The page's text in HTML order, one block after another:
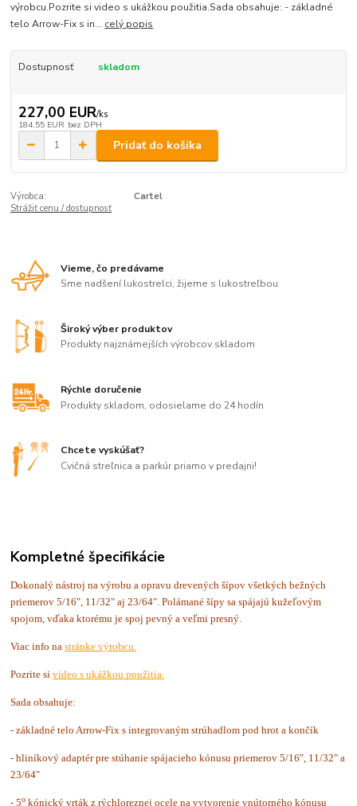
výrobcu.Pozrite si video s ukážkou použitia.Sada obsahuje: - základné
telo Arrow-Fix s in... celý popis
Dostupnosť skladom
227,00 EUR/ks
184,55 EUR bez DPH
Pridať do košíka
Výrobca:
Cartel
Strážiť cenu / dostupnosť
Vieme, čo predávame
Sme nadšení lukostrelci, žijeme s lukostreľbou
Široký výber produktov
Produkty najznámejších výrobcov skladom
Rýchle doručenie
Produkty skladom, odosielame do 24 hodín
Chcete vyskúšať?
Cvičná streľnica a parkúr priamo v predajni!
Kompletné špecifikácie
Dokonalý nástroj na výrobu a opravu drevených šípov všetkých bežných
priemerov 5/16", 11/32" aj 23/64". Polámané šípy sa spájajú kužeľovým
spojom, vďaka ktorému je spoj pevný a veľmi presný.
Viac info nastránke výrobcu.
Pozrite sivideo s ukážkou použitia.
Sada obsahuje:
- základné telo Arrow-Fix s integrovaným strúhadlom pod hrot a končík
- hliníkový adaptér pre stúhanie spájacieho kónusu priemerov 5/16", 11/32" a
23/64"
- 5o kónický vrták z rýchloreznej ocele na vytvorenie vnútorného kónusu